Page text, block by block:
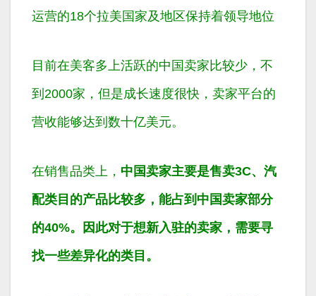
运营的18个拉美国家及地区保持着领导地位
目前在美客多上活跃的中国卖家比较少，不
到2000家，但是成长速度很快，卖家平台的
营收能够达到数十亿美元。
在销售品类上， 中国卖家主要是售卖3C、汽
配类目的产品比较多，能占到中国卖家部分
的40%。因此对于想新入驻的卖家，需要寻
找一些差异化的类目。